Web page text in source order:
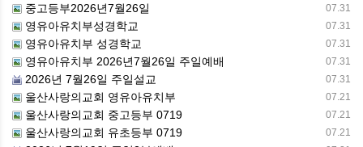
07.31
중고등부2026년7월26일
07.31
영유아유치부성경학교
07.31
영유아유치부 성경학교
07.31
영유아유치부 2026년7월26일 주일예배
07.31
2026년 7월26일 주일설교
07.21
울산사랑의교회 영유아유치부
07.21
울산사랑의교회 중고등부 0719
07.21
울산사랑의교회 유초등부 0719